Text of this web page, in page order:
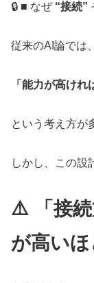
🔒 ■ なぜ“接続”
従来のAI論では、
「能力が高けれ
という考え方が
しかし、この設
⚠️ 「接続
が高いほ